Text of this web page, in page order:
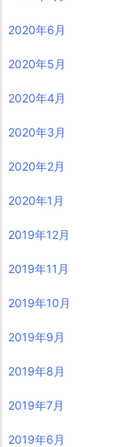
2020年6月
2020年5月
2020年4月
2020年3月
2020年2月
2020年1月
2019年12月
2019年11月
2019年10月
2019年9月
2019年8月
2019年7月
2019年6月